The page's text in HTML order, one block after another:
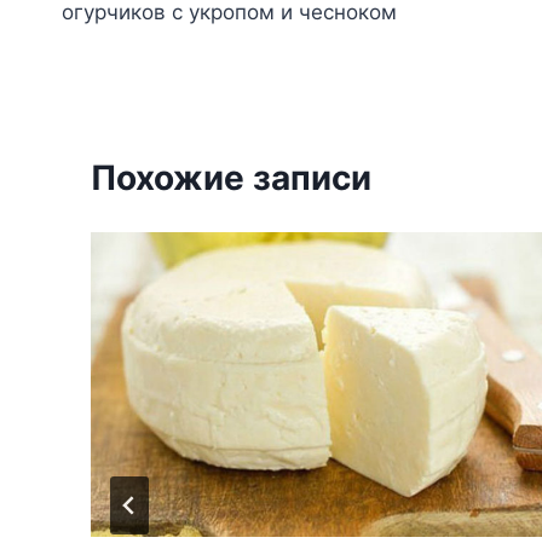
огурчиков с укропом и чесноком
Похожие записи